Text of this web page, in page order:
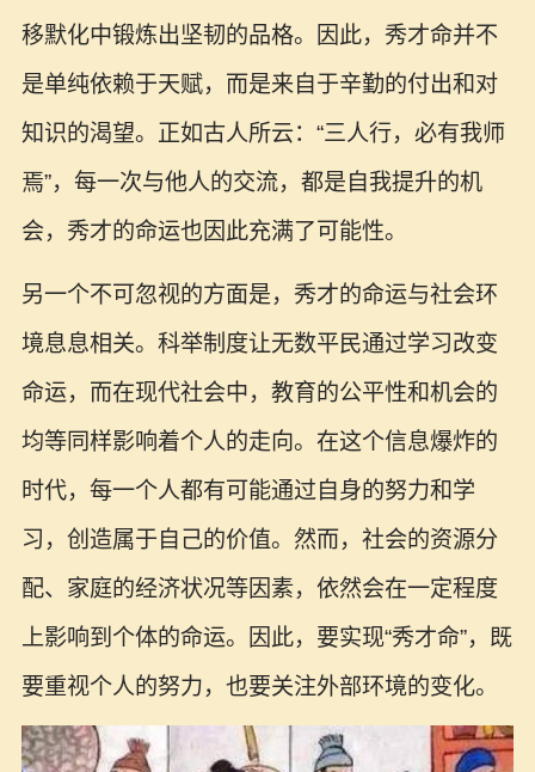
移默化中锻炼出坚韧的品格。因此，秀才命并不
是单纯依赖于天赋，而是来自于辛勤的付出和对
知识的渴望。正如古人所云：“三人行，必有我师
焉”，每一次与他人的交流，都是自我提升的机
会，秀才的命运也因此充满了可能性。
另一个不可忽视的方面是，秀才的命运与社会环
境息息相关。科举制度让无数平民通过学习改变
命运，而在现代社会中，教育的公平性和机会的
均等同样影响着个人的走向。在这个信息爆炸的
时代，每一个人都有可能通过自身的努力和学
习，创造属于自己的价值。然而，社会的资源分
配、家庭的经济状况等因素，依然会在一定程度
上影响到个体的命运。因此，要实现“秀才命”，既
要重视个人的努力，也要关注外部环境的变化。